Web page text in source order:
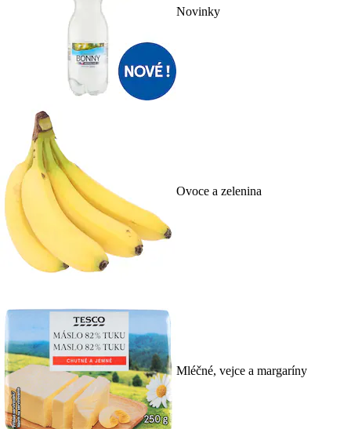
Novinky
Ovoce a zelenina
Mléčné, vejce a margaríny